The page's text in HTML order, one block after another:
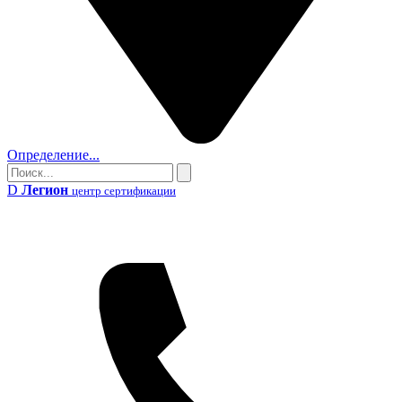
Определение...
Поиск
Поиск
D Легион центр сертификации